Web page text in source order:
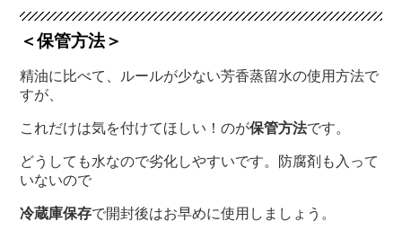
＜保管方法＞
精油に比べて、ルールが少ない芳香蒸留水の使用方法で
すが、
これだけは気を付けてほしい！のが保管方法です。
どうしても水なので劣化しやすいです。防腐剤も入って
いないので
冷蔵庫保存で開封後はお早めに使用しましょう。